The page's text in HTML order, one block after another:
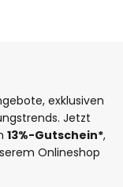
exklusiven
Jetzt
13%-Gutschein*,
Onlineshop